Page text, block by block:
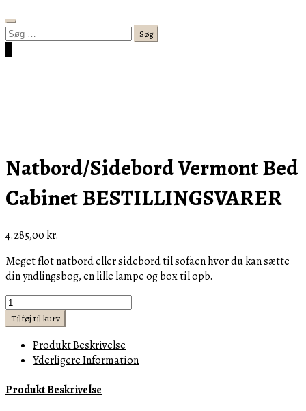
Search
Søg
efter:
Natbord/Sidebord Vermont Bed
Cabinet BESTILLINGSVARER
4.285,00kr.
Meget flot natbord eller sidebord til sofaen hvor du kan sætte
din yndlingsbog, en lille lampe og box til opb.
Natbord/Sidebord
Vermont
Bed
Cabinet
BESTILLINGSVARER
Tilføj til kurv
Produkt Beskrivelse
Yderligere Information
Produkt Beskrivelse